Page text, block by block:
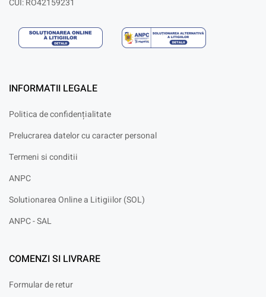
CUI: RO42159231
INFORMATII LEGALE
Politica de confidențialitate
Prelucrarea datelor cu caracter personal
Termeni si conditii
ANPC
Solutionarea Online a Litigiilor (SOL)
ANPC - SAL
COMENZI SI LIVRARE
Formular de retur